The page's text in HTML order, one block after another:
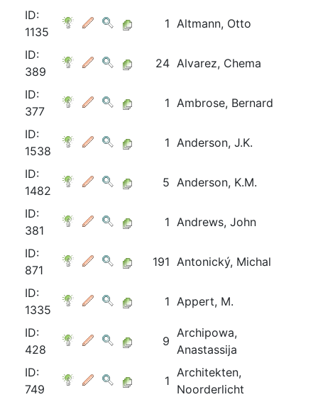
ID:
1135
1 Altmann, Otto
ID:
389
24 Alvarez, Chema
ID:
377
1 Ambrose, Bernard
ID:
1538
1 Anderson, J.K.
ID:
1482
5 Anderson, K.M.
ID:
381
1 Andrews, John
ID:
871
191 Antonický, Michal
ID:
1335
1 Appert, M.
ID:
428
9
Archipowa,
Anastassija
ID:
749
1
Architekten,
Noorderlicht